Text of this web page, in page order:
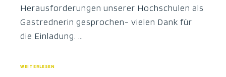
Herausforderungen unserer Hochschulen als
Gastrednerin gesprochen- vielen Dank für
die Einladung. …
WEITERLESEN